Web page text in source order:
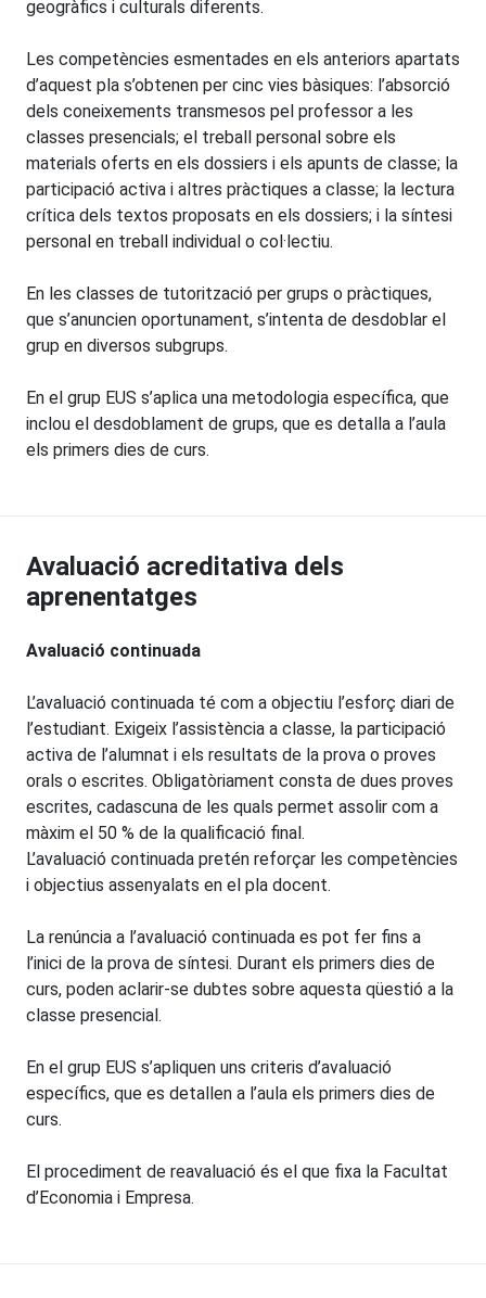
geogràfics i culturals diferents.
Les competències esmentades en els anteriors apartats
d’aquest pla s’obtenen per cinc vies bàsiques: l’absorció
dels coneixements transmesos pel professor a les
classes presencials; el treball personal sobre els
materials oferts en els dossiers i els apunts de classe; la
participació activa i altres pràctiques a classe; la lectura
crítica dels textos proposats en els dossiers; i la síntesi
personal en treball individual o col·lectiu.
En les classes de tutorització per grups o pràctiques,
que s’anuncien oportunament, s’intenta de desdoblar el
grup en diversos subgrups.
En el grup EUS s’aplica una metodologia específica, que
inclou el desdoblament de grups, que es detalla a l’aula
els primers dies de curs.
Avaluació acreditativa dels
aprenentatges
Avaluació continuada
L’avaluació continuada té com a objectiu l’esforç diari de
l’estudiant. Exigeix l’assistència a classe, la participació
activa de l’alumnat i els resultats de la prova o proves
orals o escrites. Obligatòriament consta de dues proves
escrites, cadascuna de les quals permet assolir com a
màxim el 50 % de la qualificació final.
L’avaluació continuada pretén reforçar les competències
i objectius assenyalats en el pla docent.
La renúncia a l’avaluació continuada es pot fer fins a
l’inici de la prova de síntesi. Durant els primers dies de
curs, poden aclarir-se dubtes sobre aquesta qüestió a la
classe presencial.
En el grup EUS s’apliquen uns criteris d’avaluació
específics, que es detallen a l’aula els primers dies de
curs.
El procediment de reavaluació és el que fixa la Facultat
d’Economia i Empresa.